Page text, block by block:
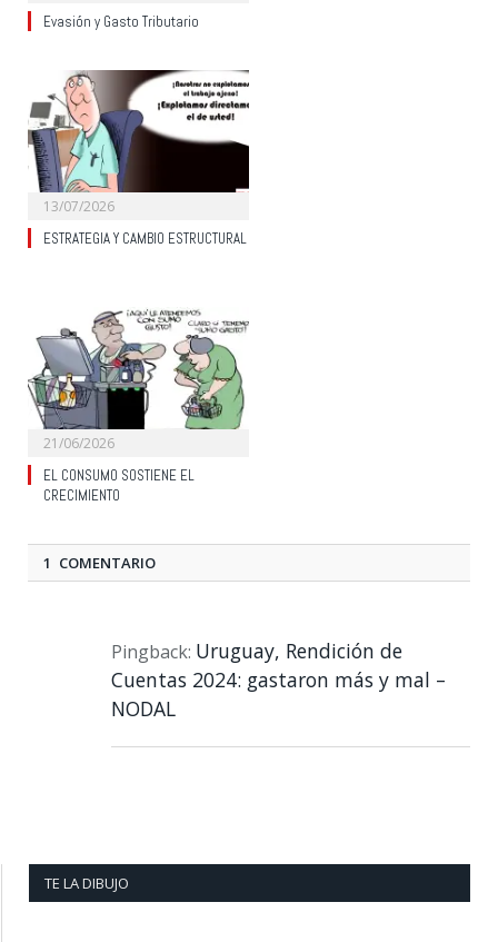
Evasión y Gasto Tributario
13/07/2026
ESTRATEGIA Y CAMBIO ESTRUCTURAL
21/06/2026
EL CONSUMO SOSTIENE EL
CRECIMIENTO
1 COMENTARIO
Pingback: Uruguay, Rendición de
Cuentas 2024: gastaron más y mal –
NODAL
TE LA DIBUJO